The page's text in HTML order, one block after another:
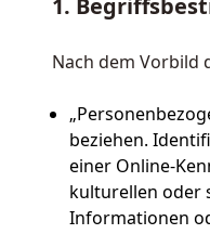
1.
Nach dem Vorbild
beziehen.
einer Online-
kulturellen oder
Informationen